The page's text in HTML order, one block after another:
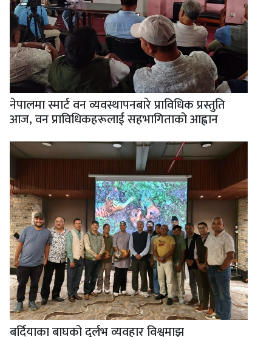
नेपालमा स्मार्ट वन व्यवस्थापनबारे प्राविधिक प्रस्तुति
आज, वन प्राविधिकहरूलाई सहभागिताको आह्वान
बर्दियाका बाघको दुर्लभ व्यवहार विश्वमाझ